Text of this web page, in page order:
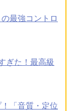
最強コントロ
ぎた！最高級
「音質・定位